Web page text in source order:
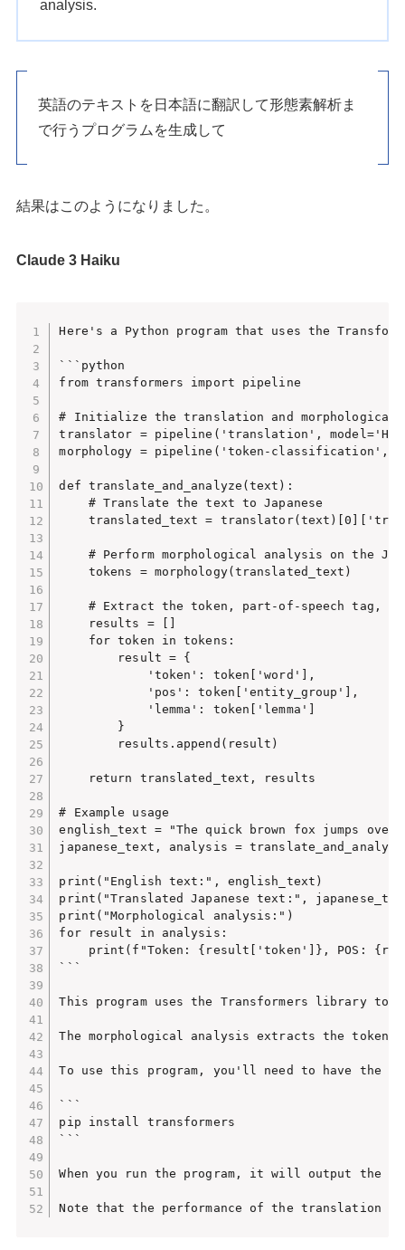
analysis.
英語のテキストを日本語に翻訳して形態素解析ま
で行うプログラムを生成して
結果はこのようになりました。
Claude 3 Haiku
Here's a Python program that uses the
```python
from transformers import pipeline
# Initialize the translation and morphological
translator = pipeline('translation',
morphology = pipeline('token-classification',
def translate_and_analyze(text):
    # Translate the text to Japanese
translated_text =
# Perform morphological analysis on the
    tokens = morphology(translated_text)
# Extract the token, part-of-speech tag,
    results = []
    for token in tokens:
        result = {
            'token': token['word'],
            'pos': token['entity_group'],
            'lemma': token['lemma']
        }
        results.append(result)
    return translated_text, results
# Example usage
english_text = "The quick brown fox jumps
japanese_text, analysis =
print("English text:", english_text)
print("Translated Japanese text:",
print("Morphological analysis:")
for result in analysis:
print(f"Token: {result['token']}, POS:
```
This program uses the Transformers library to
The morphological analysis extracts the
To use this program, you'll need to have the
```
pip install transformers
```
When you run the program, it will output the
Note that the performance of the translation